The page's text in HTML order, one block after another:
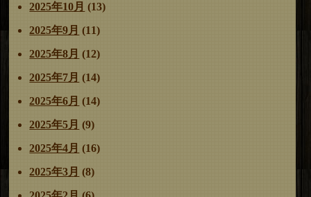
2025年10月 (13)
2025年9月 (11)
2025年8月 (12)
2025年7月 (14)
2025年6月 (14)
2025年5月 (9)
2025年4月 (16)
2025年3月 (8)